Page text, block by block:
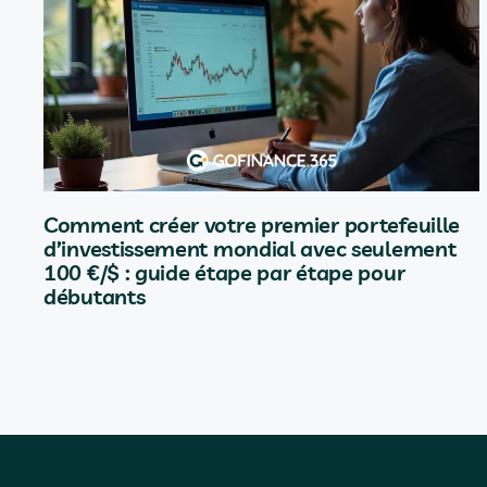
Comment créer votre premier portefeuille
d’investissement mondial avec seulement
100 €/$ : guide étape par étape pour
débutants